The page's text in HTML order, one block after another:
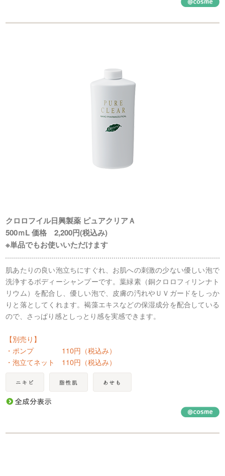
クロロフイル日興製薬 ピュアクリアＡ
500ｍL 価格 2,200円(税込み)
※単品でもお使いいただけます
肌あたりの良い泡立ちにすぐれ、お肌への刺激の少ない優しい泡で
洗浄するボディーシャンプーです。葉緑素（銅クロロフィリンナト
リウム）を配合し、優しい泡で、皮膚の汚れやＵＶガードをしっか
りと落としてくれます。褐藻エキスなどの保湿成分を配合している
ので、さっぱり感としっとり感を実感できます。
【別売り】
・ポンプ 110円（税込み）
・泡立てネット 110円（税込み）